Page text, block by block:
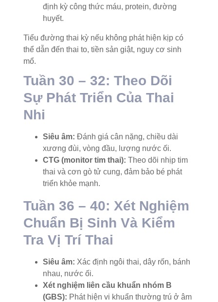
định kỳ công thức máu, protein, đường
huyết.
Tiểu đường thai kỳ nếu không phát hiện kịp có
thể dẫn đến thai to, tiền sản giật, nguy cơ sinh
mổ.
Tuần 30 – 32: Theo Dõi
Sự Phát Triển Của Thai
Nhi
Siêu âm: Đánh giá cân nặng, chiều dài
xương đùi, vòng đầu, lượng nước ối.
CTG (monitor tim thai): Theo dõi nhịp tim
thai và cơn gò tử cung, đảm bảo bé phát
triển khỏe mạnh.
Tuần 36 – 40: Xét Nghiệm
Chuẩn Bị Sinh Và Kiểm
Tra Vị Trí Thai
Siêu âm: Xác định ngôi thai, dây rốn, bánh
nhau, nước ối.
Xét nghiệm liên cầu khuẩn nhóm B
(GBS): Phát hiện vi khuẩn thường trú ở âm